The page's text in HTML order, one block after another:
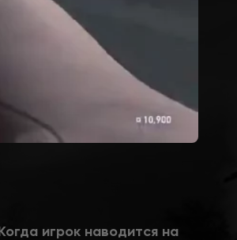
игрок наводится на